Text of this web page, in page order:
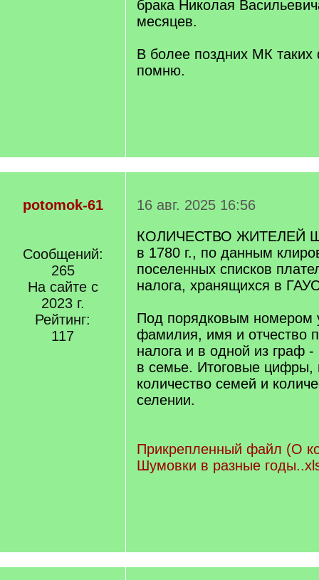
брака Николая
месяцев.
В более поздних МК
помню.
potomok-61
Сообщений:
265
На сайте с
2023 г.
Рейтинг:
117
16 авг. 2025 16:56
КОЛИЧЕСТВО ЖИТЕЛЕЙ
в 1780 г., по данным
поселенных списков
налога, хранящихся в
Под порядковым номером
фамилия, имя и отчество
налога и в одной из граф -
в семье. Итоговые цифры,
количество семей и
селении.
Прикрепленный файл (О
Шумовки в разные